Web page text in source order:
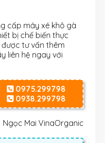
cấp máy xé khô gà
bị chế biến thực
tư vấn thêm
liên hệ ngay với
0975.299798
0938.299798
Ngọc Mai VinaOrganic